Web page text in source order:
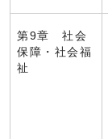
第9章 社会
保障・社会福
祉